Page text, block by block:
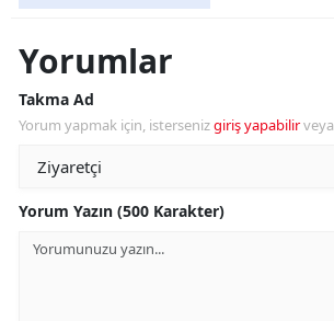
Yorumlar
Takma Ad
Yorum yapmak için, istersenizgiriş yapabilirveya
Yorum Yazın (500 Karakter)